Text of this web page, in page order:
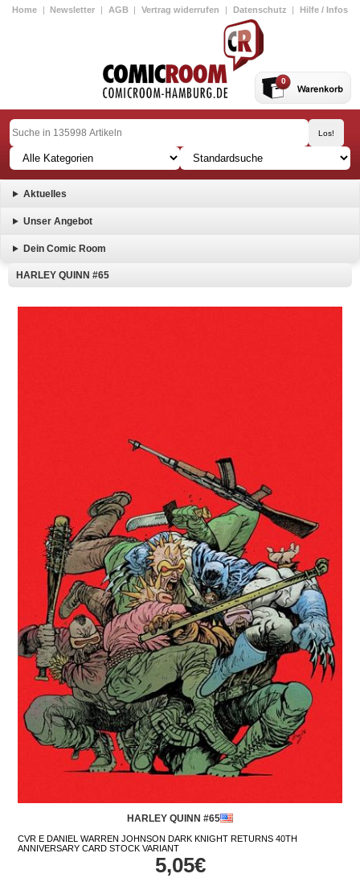
Home | Newsletter | AGB | Vertrag widerrufen | Datenschutz | Hilfe / Infos
0
Aktuelles
Unser Angebot
Dein Comic Room
HARLEY QUINN #65
HARLEY QUINN #65
CVR E DANIEL WARREN JOHNSON DARK KNIGHT RETURNS 40TH
ANNIVERSARY CARD STOCK VARIANT
5,05€